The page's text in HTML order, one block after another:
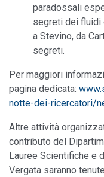
paradossali
segreti dei fluidi
a Stevino, da
segreti.
Per maggiori
pagina dedicata:
notte-dei-ricercatori/
Altre attività
contributo del
Lauree Scientifiche e
Vergata saranno